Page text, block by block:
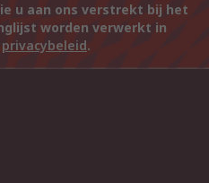
u aan ons verstrekt bij het
worden verwerkt in
privacybeleid.